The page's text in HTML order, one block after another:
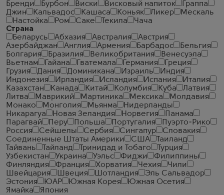
Бренди
Бурбон Виски Висковый напиток
Граппа
Джин
Кальвадос Кашаса Коньяк Ликер
Мескаль
Настойка
Ром Саке Текила
Чача
Страна
Беларусь
Абхазия Австралия
Австрия
Азербайджан
Англия Армения Барбадос
Бельгия
Болгария
Бразилия Великобритания
Венесуэла
Вьетнам
Гайана Гватемала Германия
Греция
Грузия
Дания Доминикана Израиль
Индия
Индонезия
Ирландия Исландия Испания
Италия
Казахстан
Канада Китай Колумбия Куба
Латвия
Литва
Маврикий Мартиника Мексика
Молдавия
Монако
Монголия Мьянма
Нидерланды
Никарагуа
Новая Зеландия Норвегия
Панама
Парагвай
Перу Польша Португалия
Пуэрто-Рико
Россия
Сейшелы Сербия Сингапур
Словакия
Соединенные Штаты Америки
США
Таиланд
Тайвань
Тайланд Тринидад и Тобаго
Турция
Узбекистан
Украина Уэльс Фиджи
Филиппины
Финляндия
Франция Хорватия Чехия
Чили
Швейцария
Швеция Шотландия
Эль Сальвадор
Эстония
ЮАР Южная Корея
Южная Осетия
Ямайка
Япония